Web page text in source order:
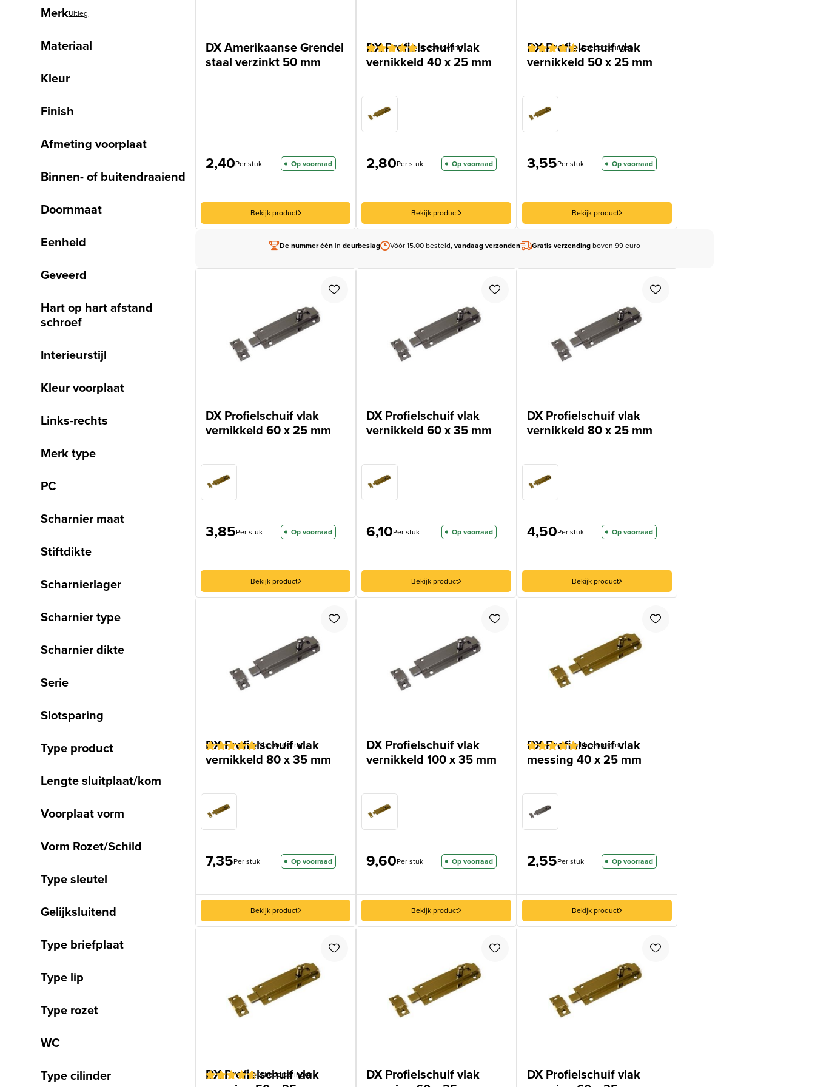
MerkUitleg
Materiaal
Kleur
Finish
Afmeting voorplaat
Binnen- of buitendraaiend
Doornmaat
Eenheid
Geveerd
Hart op hart afstand
schroef
Interieurstijl
Kleur voorplaat
Links-rechts
Merk type
PC
Scharnier maat
Stiftdikte
Scharnierlager
Scharnier type
Scharnier dikte
Serie
Slotsparing
Type product
Lengte sluitplaat/kom
Voorplaat vorm
Vorm Rozet/Schild
Type sleutel
Gelijksluitend
Type briefplaat
Type lip
Type rozet
WC
Type cilinder
DX Amerikaanse Grendel
staal verzinkt 50 mm
2,40Per stuk Op voorraad
Bekijk product
DX Profielschuif vlak
vernikkeld 40 x 25 mm
Gewaardeerd
1
klantbeoordeling
1beoordeling
2,80Per stuk Op voorraad
Bekijk product
DX Profielschuif vlak
vernikkeld 50 x 25 mm
Gewaardeerd
2
klantbeoordelingen
2beoordelingen
3,55Per stuk Op voorraad
Bekijk product
De nummer éénin deurbeslag Vóór 15.00 besteld, vandaag verzonden Gratis verzendingboven 99 euro
DX Profielschuif vlak
vernikkeld 60 x 25 mm
3,85Per stuk Op voorraad
Bekijk product
DX Profielschuif vlak
vernikkeld 60 x 35 mm
6,10Per stuk Op voorraad
Bekijk product
DX Profielschuif vlak
vernikkeld 80 x 25 mm
4,50Per stuk Op voorraad
Bekijk product
DX Profielschuif vlak
vernikkeld 80 x 35 mm
Gewaardeerd
1
klantbeoordeling
1beoordeling
7,35Per stuk Op voorraad
Bekijk product
DX Profielschuif vlak
vernikkeld 100 x 35 mm
9,60Per stuk Op voorraad
Bekijk product
DX Profielschuif vlak
messing 40 x 25 mm
Gewaardeerd
1
klantbeoordeling
1beoordeling
2,55Per stuk Op voorraad
Bekijk product
DX Profielschuif vlak
2beoordelingen
DX Profielschuif vlak
DX Profielschuif vlak